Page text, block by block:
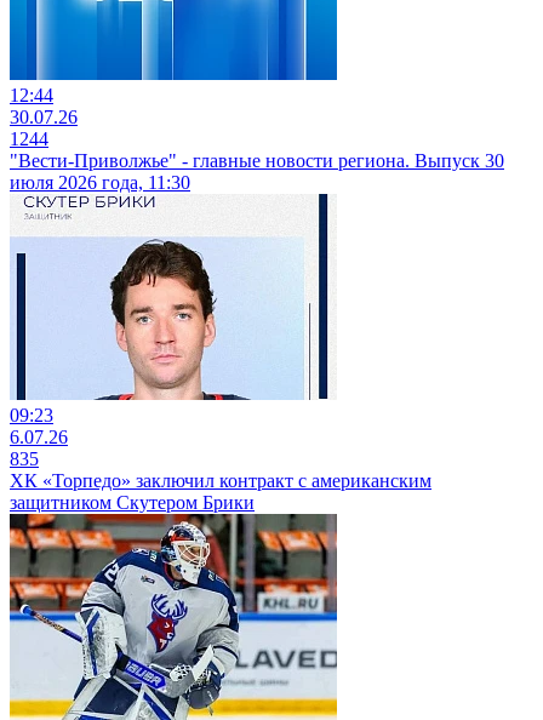
12:44
30.07.26
1244
"Вести-Приволжье" - главные новости региона. Выпуск 30
июля 2026 года, 11:30
09:23
6.07.26
835
ХК «Торпедо» заключил контракт с американским
защитником Скутером Брики